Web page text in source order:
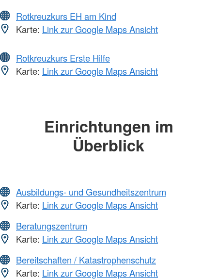
Rotkreuzkurs EH am Kind
Karte: Link zur Google Maps Ansicht
Rotkreuzkurs Erste Hilfe
Karte: Link zur Google Maps Ansicht
Einrichtungen im
Überblick
Ausbildungs- und Gesundheitszentrum
Karte: Link zur Google Maps Ansicht
Beratungszentrum
Karte: Link zur Google Maps Ansicht
Bereitschaften / Katastrophenschutz
Karte: Link zur Google Maps Ansicht